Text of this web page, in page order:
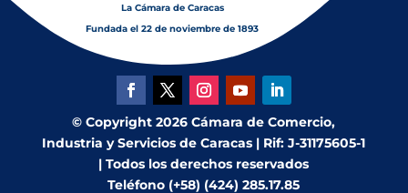
La Cámara de Caracas
Fundada el 22 de noviembre de 1893
© Copyright 2026 Cámara de Comercio,
Industria y Servicios de Caracas | Rif: J-31175605-1
| Todos los derechos reservados
Teléfono (+58) (424) 285.17.85